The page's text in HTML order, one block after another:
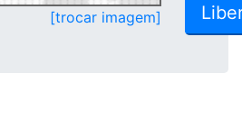
[trocar imagem]